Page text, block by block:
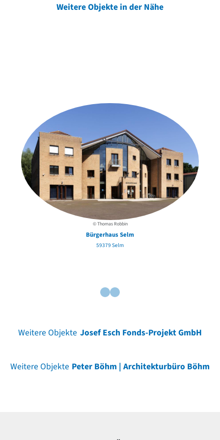
Weitere Objekte in der Nähe
© Thomas Robbin
Bürgerhaus Selm
59379 Selm
Weitere Objekte Josef Esch Fonds-Projekt GmbH
Weitere Objekte Peter Böhm | Architekturbüro Böhm